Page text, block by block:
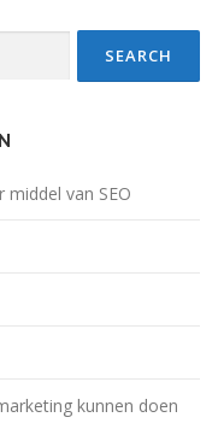
van SEO
kunnen doen